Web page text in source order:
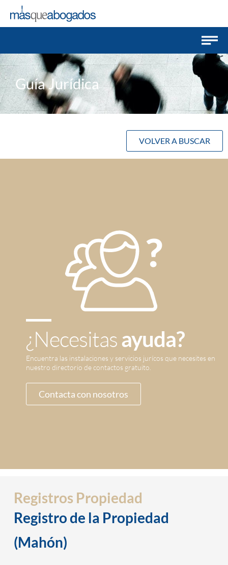
Guía Jurídica
VOLVER A BUSCAR
¿Necesitasayuda?
Encuentra las instalaciones y servicios jurícos que necesites en
nuestro directorio de contactos gratuito.
Contacta con nosotros
Registros Propiedad
Registro de la Propiedad
(Mahón)